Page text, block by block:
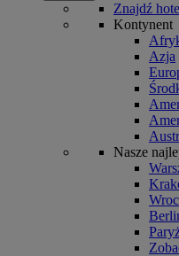
Znajdź
Kontynent
Azja
Nasze